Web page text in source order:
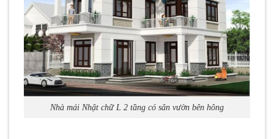
Nhà mái Nhật chữ L 2 tầng có sân vườn bên hông